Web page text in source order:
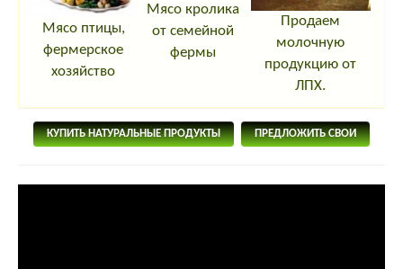
Мясо птицы,
фермерское
хозяйство
Мясо кролика
от семейной
фермы
Продаем
молочную
продукцию от
ЛПХ.
КУПИТЬ НАТУРАЛЬНЫЕ ПРОДУКТЫ ПРЕДЛОЖИТЬ СВОИ